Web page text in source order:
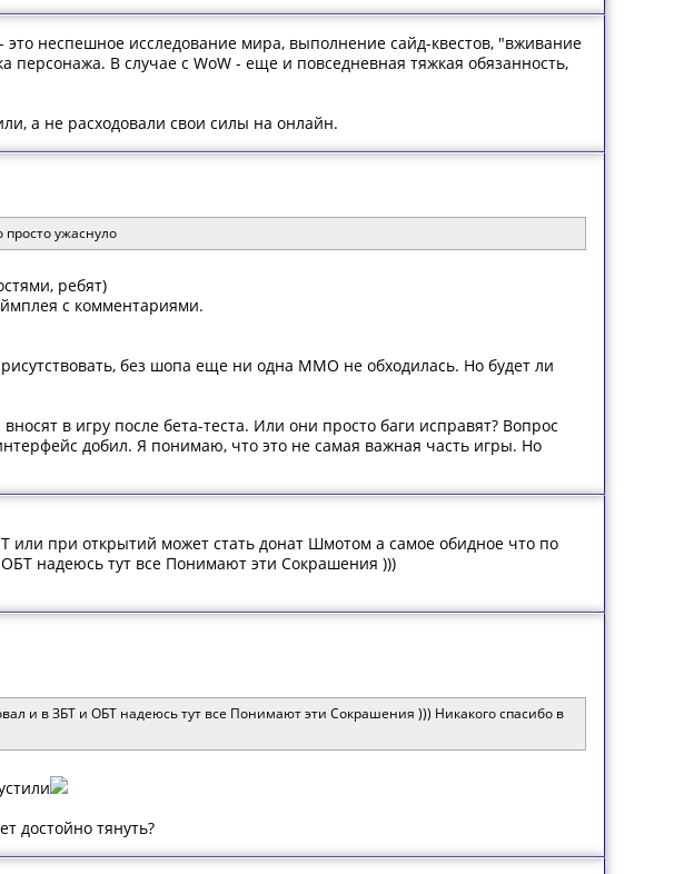
неспешное исследование мира, выполнение сайд-квестов, "вживание
персонажа. В случае с WoW - еще и повседневная тяжкая обязанность,
а не расходовали свои силы на онлайн.
просто ужаснуло
ребят)
с комментариями.
без шопа еще ни одна MMO не обходилась. Но будет ли
в игру после бета-теста. Или они просто баги исправят? Вопрос
добил. Я понимаю, что это не самая важная часть игры. Но
или при открытий может стать донат Шмотом а самое обидное что по
надеюсь тут все Понимают эти Сокрашения )))
и в ЗБТ и ОБТ надеюсь тут все Понимают эти Сокрашения ))) Никакого спасибо в
достойно тянуть?